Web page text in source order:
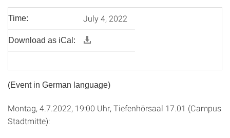
Time: July 4, 2022
Download as iCal:
(Event in German language)
Montag, 4.7.2022, 19:00 Uhr, Tiefenhörsaal 17.01 (Campus
Stadtmitte):